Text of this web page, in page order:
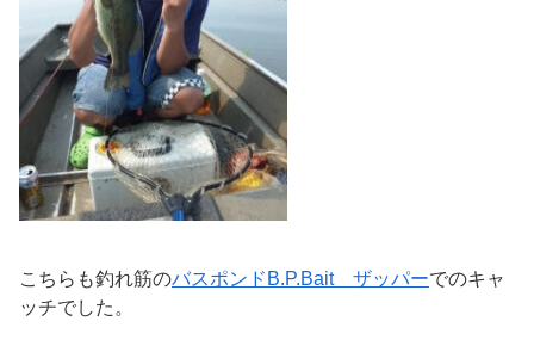
こちらも釣れ筋のバスポンドB.P.Bait ザッパーでのキャ
ッチでした。